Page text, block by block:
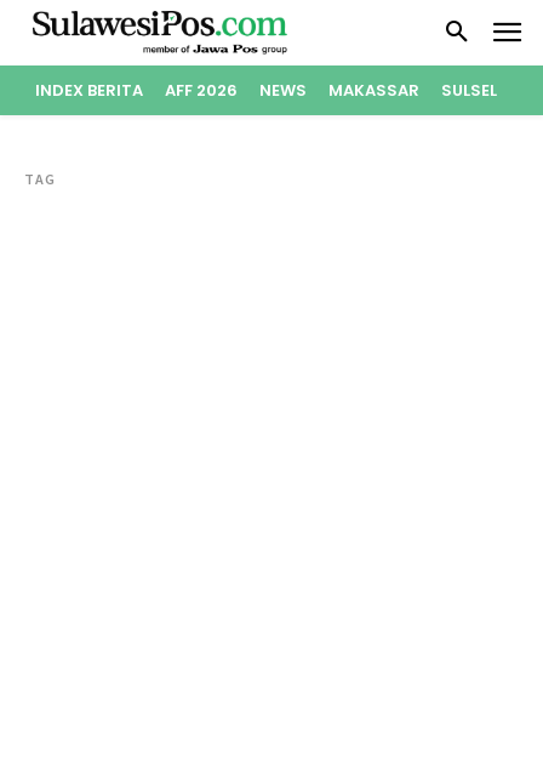
INDEX BERITA AFF 2026 NEWS MAKASSAR SULSEL
TAG